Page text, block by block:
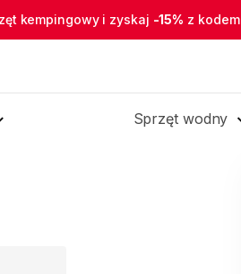
kempingowy i zyskaj -15% z kodem
Sprzęt wodny